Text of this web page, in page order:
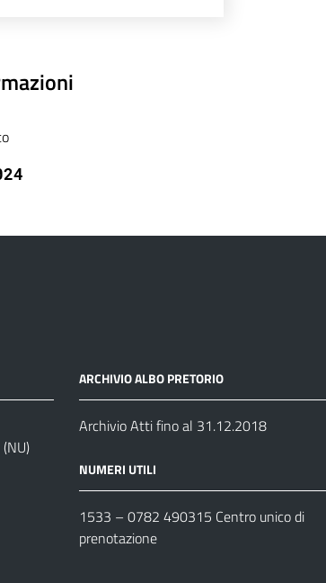
ARCHIVIO ALBO PRETORIO
Archivio Atti fino al 31.12.2018
NUMERI UTILI
1533 – 0782 490315 Centro unico di
prenotazione